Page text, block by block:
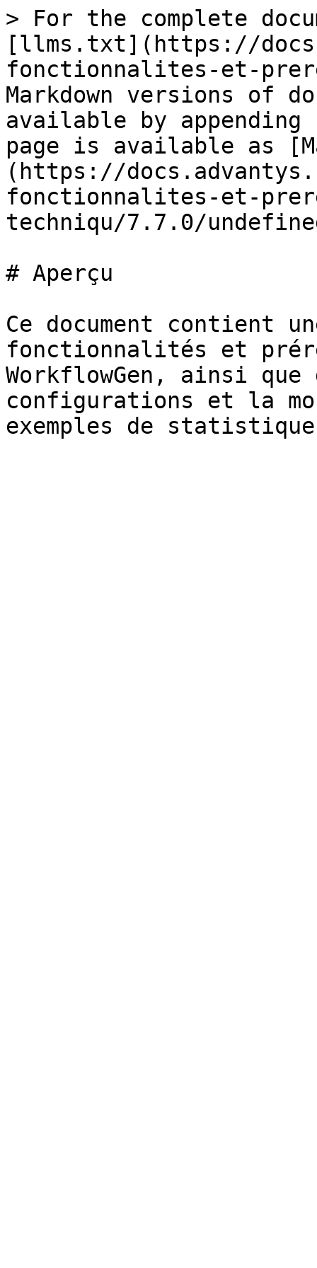
> For the complete
[llms.txt](https://
fonctionnalites-et-
Markdown versions of
available by
page is available as
(https://
fonctionnalites-et-
techniqu/7.7.0/
# Aperçu
Ce document contient
fonctionnalités et
WorkflowGen, ainsi
configurations et la